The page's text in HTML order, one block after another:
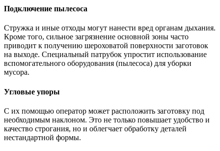
Подключение пылесоса
Стружка и иные отходы могут нанести вред органам дыхания.
Кроме того, сильное загрязнение основной зоны часто
приводит к получению шероховатой поверхности заготовок
на выходе. Специальный патрубок упростит использование
вспомогательного оборудования (пылесоса) для уборки
мусора.
Угловые упоры
С их помощью оператор может расположить заготовку под
необходимым наклоном. Это не только повышает удобство и
качество строгания, но и облегчает обработку деталей
нестандартной формы.